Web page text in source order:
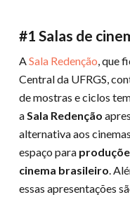
#1 Salas de
ASala Redenção, que
Central da UFRGS,
de mostras e ciclos
aSala Redenção
alternativa aos
espaço para
cinema brasileiro.
essas apresentações